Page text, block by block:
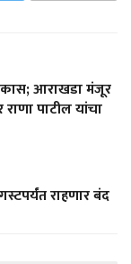
आराखडा मंजूर
पाटील यांचा
राहणार बंद